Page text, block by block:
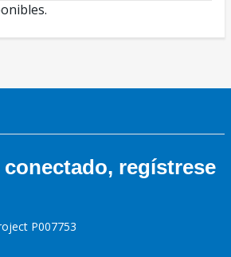
conectado, regístrese
P007753